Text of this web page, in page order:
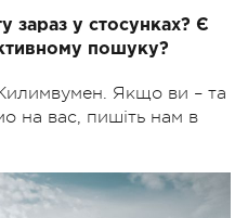
зараз у стосунках? Є
пошуку?
Якщо ви – та
на вас, пишіть нам в